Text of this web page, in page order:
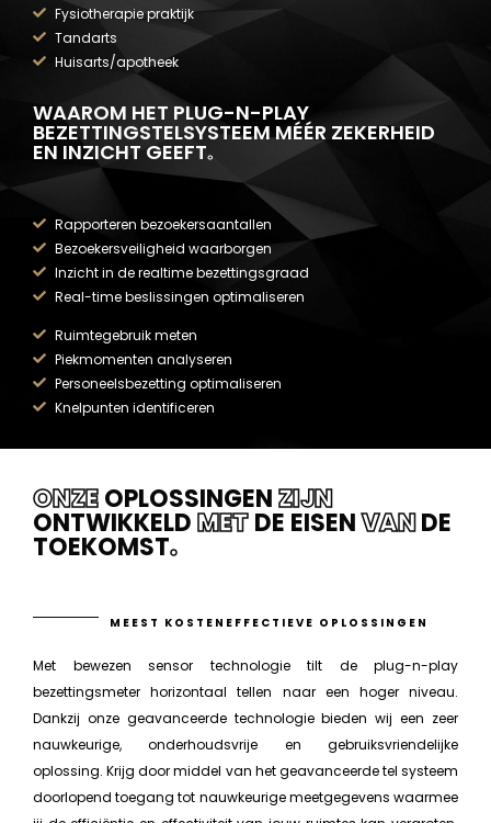
Fysiotherapie praktijk
Tandarts
Huisarts/apotheek
WAAROM HET PLUG-N-PLAY
BEZETTINGSTELSYSTEEM MÉÉR ZEKERHEID
EN INZICHT GEEFT.
Rapporteren bezoekersaantallen
Bezoekersveiligheid waarborgen
Inzicht in de realtime bezettingsgraad
Real-time beslissingen optimaliseren
Ruimtegebruik meten
Piekmomenten analyseren
Personeelsbezetting optimaliseren
Knelpunten identificeren
ONZEOPLOSSINGENZIJN
ONTWIKKELDMETDE EISENVANDE
TOEKOMST.
MEEST KOSTENEFFECTIEVE OPLOSSINGEN
Met bewezen sensor technologie tilt de plug-n-play
bezettingsmeter horizontaal tellen naar een hoger niveau.
Dankzij onze geavanceerde technologie bieden wij een zeer
nauwkeurige, onderhoudsvrije en gebruiksvriendelijke
oplossing. Krijg door middel van het geavanceerde tel systeem
doorlopend toegang tot nauwkeurige meetgegevens waarmee